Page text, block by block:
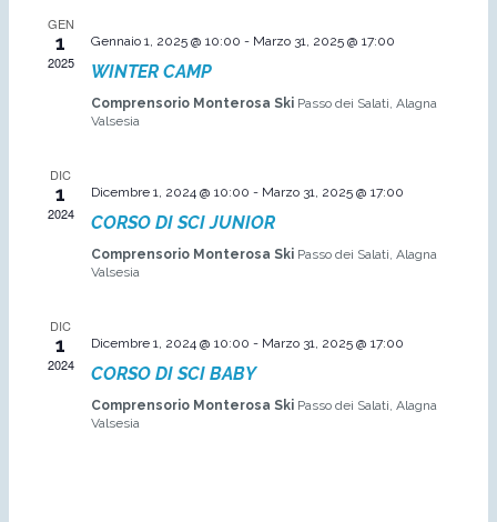
E
GEN
1
2025
Gennaio 1, 2025 @ 10:00 - Marzo 31, 2025 @ 17:00
WINTER CAMP
Comprensorio Monterosa Ski Passo dei Salati, Alagna
Valsesia
DIC
1
2024
Dicembre 1, 2024 @ 10:00 - Marzo 31, 2025 @ 17:00
CORSO DI SCI JUNIOR
Comprensorio Monterosa Ski Passo dei Salati, Alagna
Valsesia
DIC
1
2024
Dicembre 1, 2024 @ 10:00 - Marzo 31, 2025 @ 17:00
CORSO DI SCI BABY
Comprensorio Monterosa Ski Passo dei Salati, Alagna
Valsesia